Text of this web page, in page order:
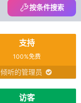
按条件搜索
支持
100%免费
倾听的管理员
访客